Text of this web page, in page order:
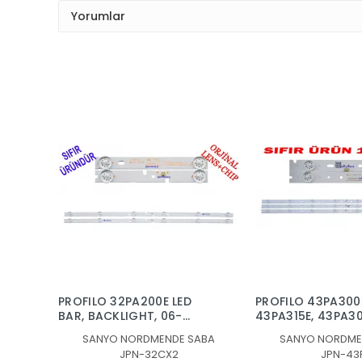
Yorumlar
PROFILO 32PA200E LED
BAR, BACKLIGHT, 06-
NEW LED BAR , 06-
SANYO NORDMENDE SABA
JPN-32CX2
PROFILO
43PA315E,
852X18-170903
SANYO
JPN-